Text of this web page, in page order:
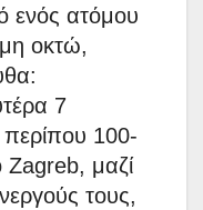
ενός ατόμου
οκτώ,
7
100-
μαζί
τους,